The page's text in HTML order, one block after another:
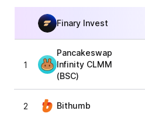
Finary Invest
1
Pancakeswap
Infinity CLMM
(BSC)
2 Bithumb